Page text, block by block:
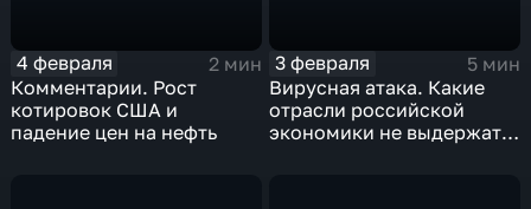
4 февраля
2 мин
Комментарии. Рост
котировок США и
падение цен на нефть
3 февраля
5 мин
Вирусная атака. Какие
отрасли российской
экономики не выдержат